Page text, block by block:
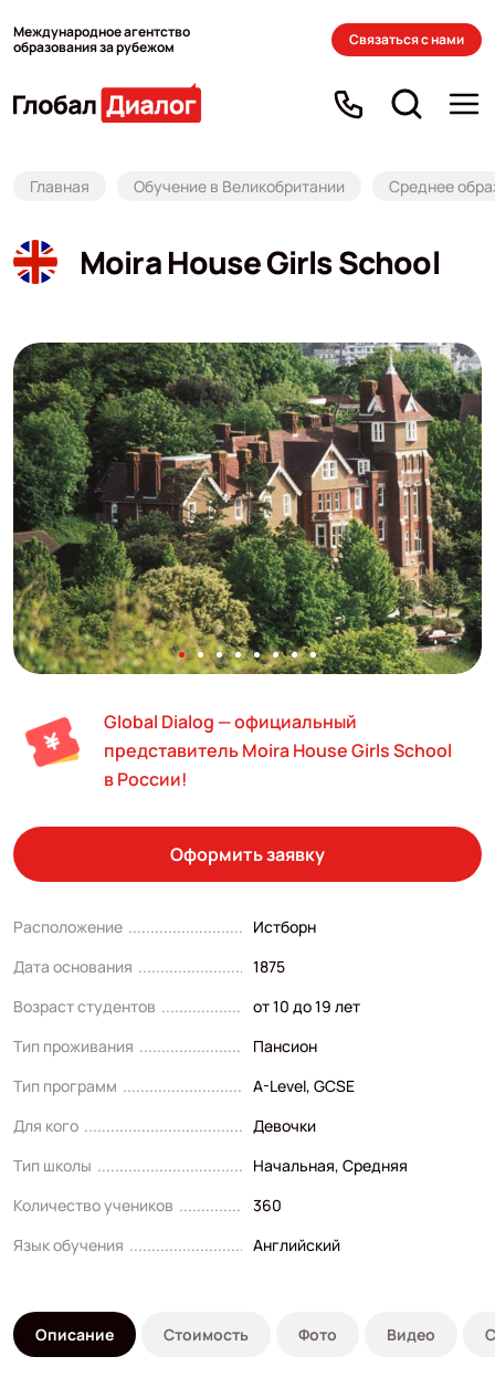
Международное агентство
образования за рубежом
Связаться с нами
Главная Обучение в Великобритании Среднее
Moira House Girls School
Global Dialog — официальный
представитель Moira House Girls School
в России!
Оформить заявку
Расположение
Истборн
Дата основания
1875
Возраст студентов
от 10 до 19 лет
Тип проживания
Пансион
Тип программ
A-Level, GCSE
Для кого
Девочки
Тип школы
Начальная, Средняя
Количество учеников
360
Язык обучения
Английский
Описание Стоимость Фото Видео